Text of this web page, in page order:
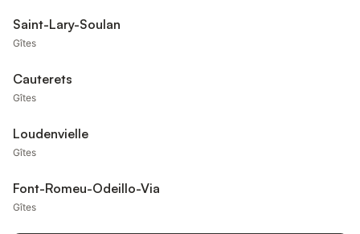
Saint-Lary-Soulan
Gîtes
Cauterets
Gîtes
Loudenvielle
Gîtes
Font-Romeu-Odeillo-Via
Gîtes